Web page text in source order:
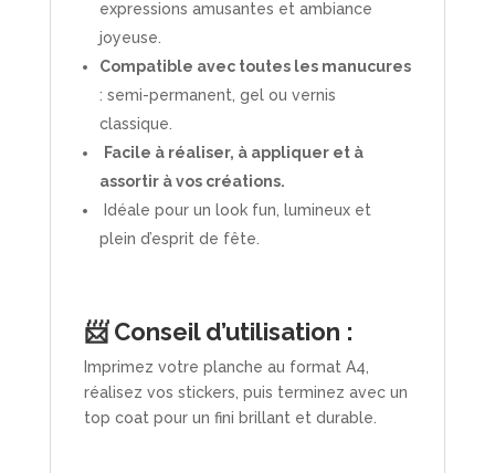
expressions amusantes et ambiance
joyeuse.
Compatible avec toutes les manucures
: semi-permanent, gel ou vernis
classique.
Facile à réaliser, à appliquer et à
assortir à vos créations.
Idéale pour un look fun, lumineux et
plein d’esprit de fête.
📨 Conseil d’utilisation :
Imprimez votre planche au format A4,
réalisez vos stickers, puis terminez avec un
top coat pour un fini brillant et durable.